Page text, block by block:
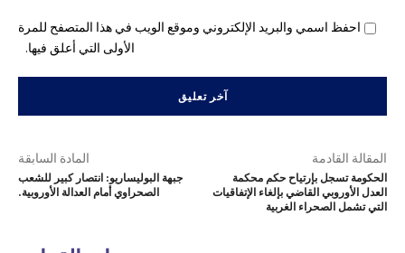
احفظ اسمي والبريد الإلكتروني وموقع الويب في هذا المتصفح للمرة
الأولى التي أعلق فيها.
المادة السابقة
جبهة البوليساريو: انتصار كبير للشعب
الصحراوي أمام العدالة الأوروبية.
المقالة القادمة
الحكومة تسجل بإرتياح حكم محكمة
العدل الأوروبي القاضي بإلغاء الإتفاقيات
التي تشمل الصحراء الغربية